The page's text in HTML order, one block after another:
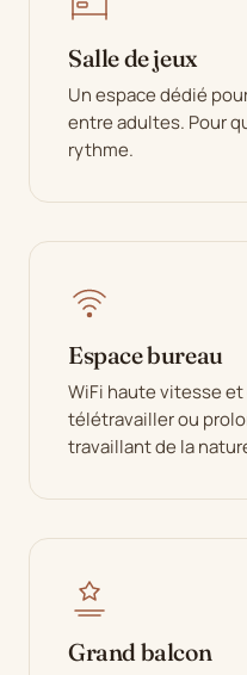
Salle de jeux
Un espace dédié
entre adultes. Pour
rythme.
Espace bureau
WiFi haute vitesse
télétravailler ou
travaillant de la
Grand balcon